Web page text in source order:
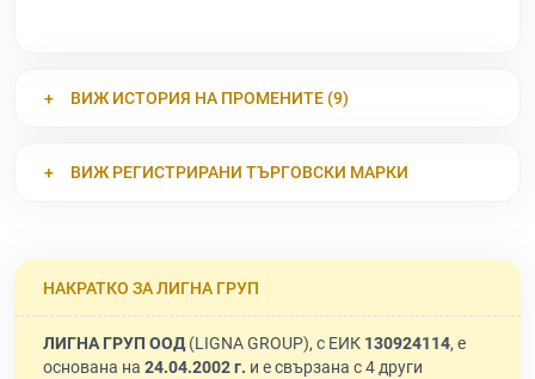
ВИЖ ИСТОРИЯ НА ПРОМЕНИТЕ (9)
ВИЖ РЕГИСТРИРАНИ ТЪРГОВСКИ МАРКИ
НАКРАТКО ЗА ЛИГНА ГРУП
ЛИГНА ГРУП ООД(LIGNA GROUP), с ЕИК 130924114, е
основана на 24.04.2002 г. и е свързана с 4 други